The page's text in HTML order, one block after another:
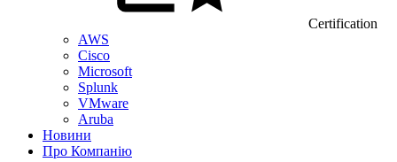
Certification
AWS
Cisco
Microsoft
Splunk
VMware
Aruba
Новини
Про Компанію